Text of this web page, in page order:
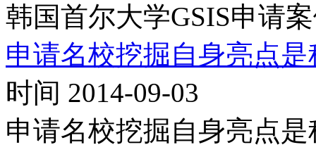
韩国首尔大学GSIS申请
申请名校挖掘自身亮点是
时间 2014-09-03
申请名校挖掘自身亮点是